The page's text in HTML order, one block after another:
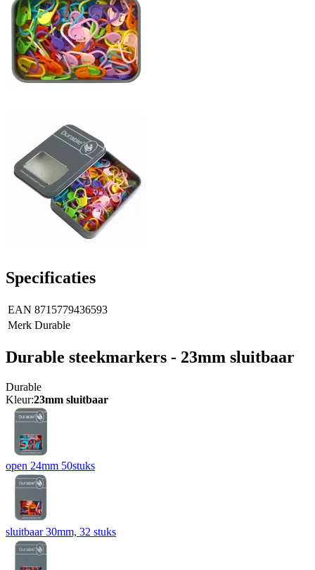
Specificaties
EAN 8715779436593
Merk Durable
Durable steekmarkers - 23mm sluitbaar
Durable
Kleur:23mm sluitbaar
open 24mm 50stuks
sluitbaar 30mm, 32 stuks